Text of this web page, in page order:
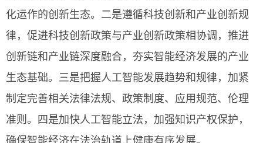
化运作的创新生态。二是遵循科技创新和产业创新规
律，促进科技创新政策与产业创新政策相协调，推进
创新链和产业链深度融合，夯实智能经济发展的产业
生态基础。三是把握人工智能发展趋势和规律，加紧
制定完善相关法律法规、政策制度、应用规范、伦理
准则。四是加快人工智能立法，加强知识产权保护，
确保智能经济在法治轨道上健康有序发展。